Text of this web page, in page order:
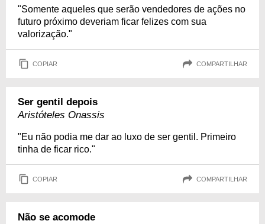
"Somente aqueles que serão vendedores de ações no
futuro próximo deveriam ficar felizes com sua
valorização."
COPIAR COMPARTILHAR
Ser gentil depois
Aristóteles Onassis
"Eu não podia me dar ao luxo de ser gentil. Primeiro
tinha de ficar rico."
COPIAR COMPARTILHAR
Não se acomode